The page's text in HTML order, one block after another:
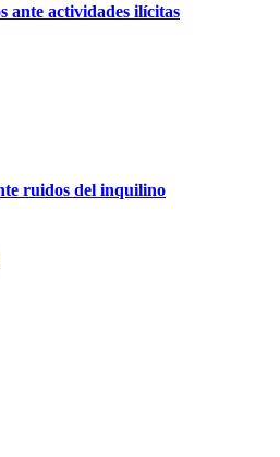
ante actividades ilícitas
ruidos del inquilino